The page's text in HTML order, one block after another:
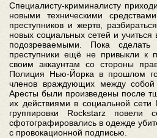
Специалисту-криминалисту
новыми техническими
преступников и жертв,
новых социальных сетей и учиться
подозреваемыми. Пока сделать
преступники ещё не привыкли к
своим аккаунтам со стороны
Полиция Нью-Йорка в прошлом
членов враждующих между собой
Аресты были произведены после
их действиями в социальной сети
группировки Rockstarz
сфотографировались в одежде
с провокационной подписью.